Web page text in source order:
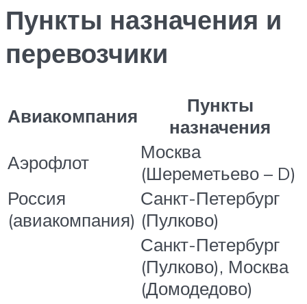
Пункты назначения и
перевозчики
Авиакомпания
Пункты
назначения
Аэрофлот
Москва
(Шереметьево – D)
Россия
(авиакомпания)
Санкт-Петербург
(Пулково)
Санкт-Петербург
(Пулково), Москва
(Домодедово)